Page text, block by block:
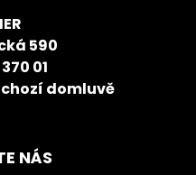
590
01
domluvě
NÁS